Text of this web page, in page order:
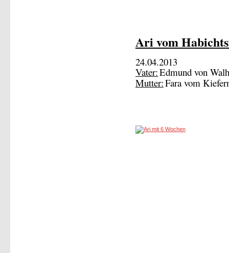
Ari vom
24.04.2013
Vater:Edmund von
Mutter:Fara vom